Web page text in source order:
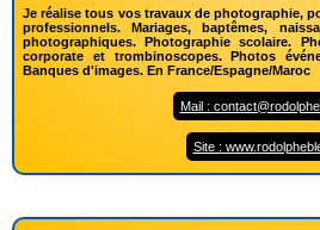
Je réalise tous vos travaux de photographie,
professionnels. Mariages, baptêmes,
photographiques. Photographie scolaire.
corporate et trombinoscopes. Photos
Banques d'images. En France/Espagne/Maroc
Mail :
Site :